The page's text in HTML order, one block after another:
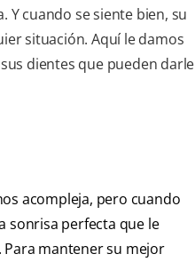
Y cuando se siente bien, su
situación. Aquí le damos
dientes que pueden darle
acompleja, pero cuando
sonrisa perfecta que le
Para mantener su mejor